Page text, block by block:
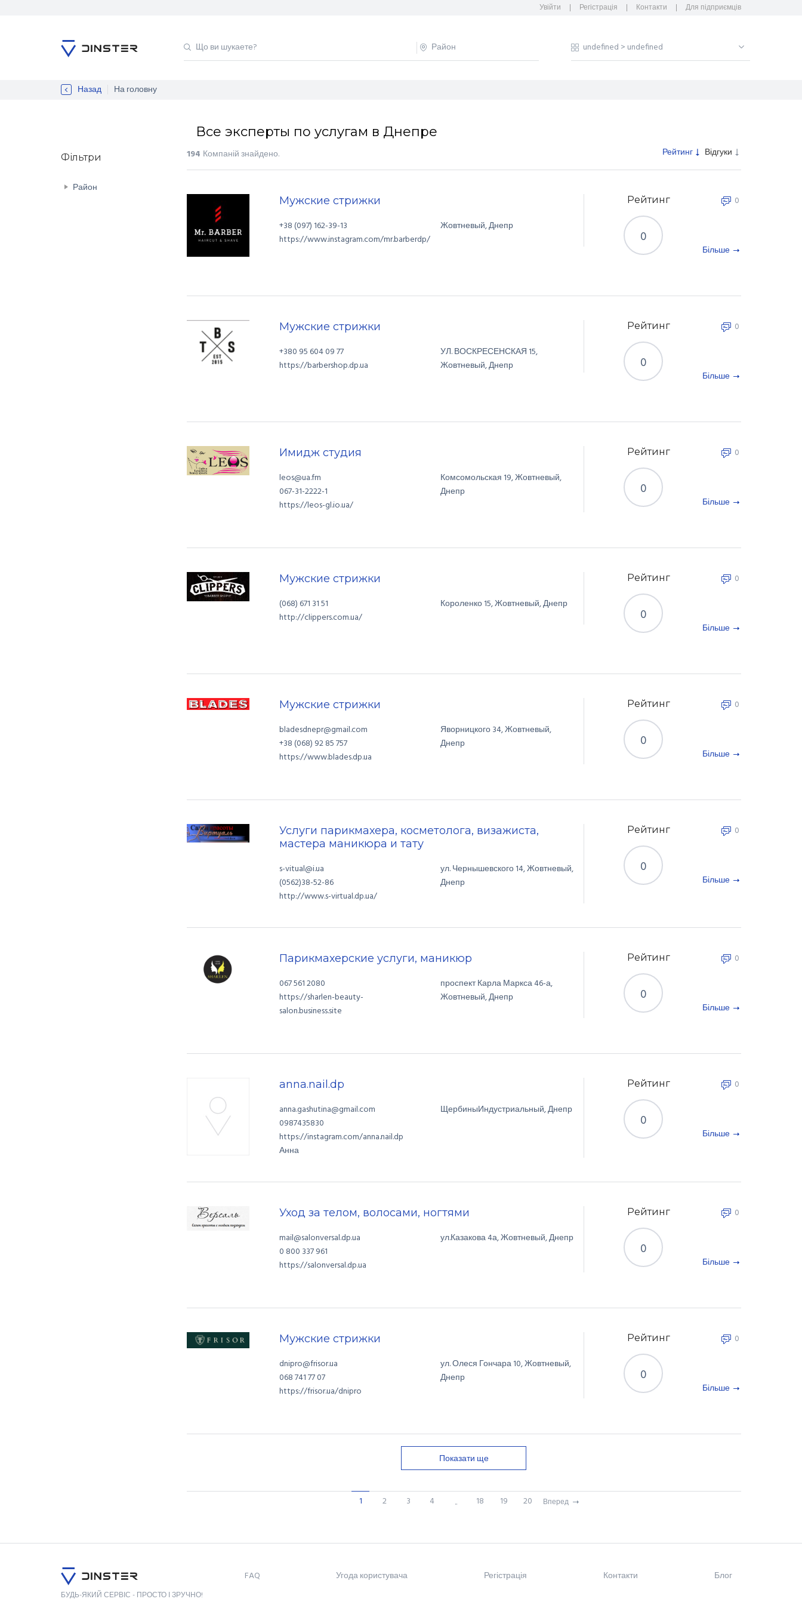
Увійти Регістрація Контакти Для підприємців
Назад На головну
Фільтри
Район
Все эксперты по услугам в Днепре
194 Компаній знайдено. Рейтинг Відгуки
Мужские стрижки
+38 (097) 162-39-13
https://www.instagram.com/mr.barberdp/
Жовтневый,Днепр
Рейтинг
0
0
Більше
Мужские стрижки
+380 95 604 09 77
https://barbershop.dp.ua
УЛ. ВОСКРЕСЕНСКАЯ 15,
Жовтневый,Днепр
Рейтинг
0
0
Більше
Имидж студия
leos@ua.fm
067-31-2222-1
https://leos-gl.io.ua/
Комсомольская 19,Жовтневый,
Днепр
Рейтинг
0
0
Більше
Мужские стрижки
(068) 671 31 51
http://clippers.com.ua/
Короленко15,Жовтневый,Днепр
Рейтинг
0
0
Більше
Мужские стрижки
bladesdnepr@gmail.com
+38 (068) 92 85 757
https://www.blades.dp.ua
Яворницкого34,Жовтневый,
Днепр
Рейтинг
0
0
Більше
Услуги парикмахера, косметолога, визажиста,
мастера маникюра и тату
s-vitual@i.ua
(0562)38-52-86
http://www.s-virtual.dp.ua/
ул. Чернышевского14,Жовтневый,
Днепр
Рейтинг
0
0
Більше
Парикмахерские услуги, маникюр
067 561 2080
https://sharlen-beauty-
salon.business.site
проспект Карла Маркса46-а,
Жовтневый,Днепр
Рейтинг
0
0
Більше
anna.nail.dp
anna.gashutina@gmail.com
0987435830
https://instagram.com/anna.nail.dp
Анна
ЩербиныИндустриальный,Днепр
Рейтинг
0
0
Більше
Уход за телом, волосами, ногтями
mail@salonversal.dp.ua
0 800 337 961
https://salonversal.dp.ua
ул.Казакова4а,Жовтневый,Днепр
Рейтинг
0
0
Більше
Мужские стрижки
dnipro@frisor.ua
068 741 77 07
https://frisor.ua/dnipro
ул. Олеся Гончара10,Жовтневый,
Днепр
Рейтинг
0
0
Більше
Показати ще
1 2 3 4 .. 18 19 20 Вперед
БУДЬ-ЯКИЙ СЕРВІС - ПРОСТО І ЗРУЧНО!
FAQ Угода користувача Регістрація Контакти Блог